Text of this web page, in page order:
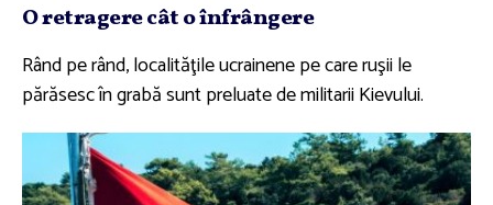
O retragere cât o înfrângere
Rând pe rând, localităţile ucrainene pe care ruşii le
părăsesc în grabă sunt preluate de militarii Kievului.